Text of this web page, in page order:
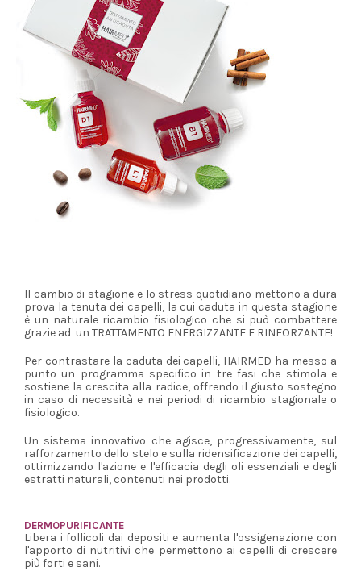
Il cambio di stagione e lo stress quotidiano mettono a dura
prova la tenuta dei capelli, la cui caduta in questa stagione
è un naturale ricambio fisiologico che si può combattere
grazie ad un TRATTAMENTO ENERGIZZANTE E RINFORZANTE!
Per contrastare la caduta dei capelli, HAIRMED ha messo a
punto un programma specifico in tre fasi che stimola e
sostiene la crescita alla radice, offrendo il giusto sostegno
in caso di necessità e nei periodi di ricambio stagionale o
fisiologico.
Un sistema innovativo che agisce, progressivamente, sul
rafforzamento dello stelo e sulla ridensificazione dei capelli,
ottimizzando l'azione e l'efficacia degli oli essenziali e degli
estratti naturali, contenuti nei prodotti.
DERMOPURIFICANTE
Libera i follicoli dai depositi e aumenta l'ossigenazione con
l'apporto di nutritivi che permettono ai capelli di crescere
più forti e sani.